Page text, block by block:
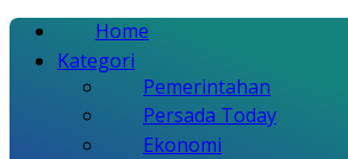
Home
Kategori
Pemerintahan
Persada Today
Ekonomi